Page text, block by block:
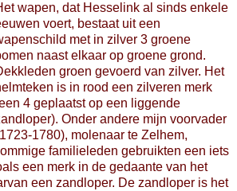
wapen, dat Hesselink al sinds enkele
voert, bestaat uit een
met in zilver 3 groene
naast elkaar op groene grond.
groen gevoerd van zilver. Het
is in rood een zilveren merk
4 geplaatst op een liggende
Onder andere mijn voorvader
1780), molenaar te Zelhem,
familieleden gebruikten een iets
een merk in de gedaante van het
een zandloper. De zandloper is het